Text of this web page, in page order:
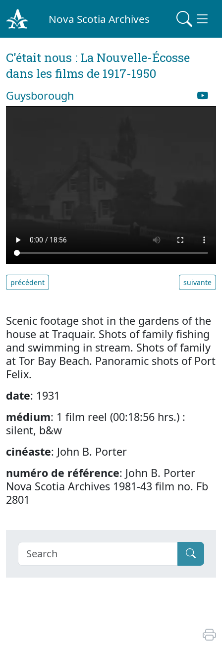
Nova Scotia Archives
C'était nous : La Nouvelle-Écosse
dans les films de 1917-1950
Guysborough
précédent suivante
Scenic footage shot in the gardens of the
house at Traquair. Shots of family fishing
and swimming in stream. Shots of family
at Tor Bay Beach. Panoramic shots of Port
Felix.
date: 1931
médium: 1 film reel (00:18:56 hrs.) :
silent, b&w
cinéaste: John B. Porter
numéro de référence: John B. Porter
Nova Scotia Archives 1981-43 film no. Fb
2801